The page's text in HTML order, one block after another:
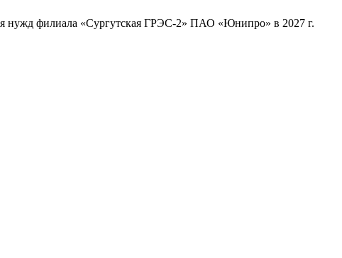
нужд филиала «Сургутская ГРЭС-2» ПАО «Юнипро» в 2027 г.